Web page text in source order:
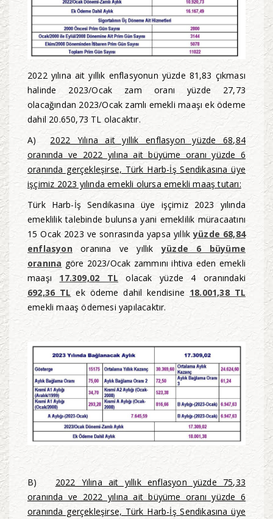
2022 yılına ait yıllık enflasyonun yüzde 81,83 çıkması
halinde 2023/Ocak zam oranı yüzde 27,73
olacağından 2023/Ocak zamlı emekli maaşı ek ödeme
dahil 20.650,73 TL olacaktır.
A) 2022 Yılına ait yıllık enflasyon yüzde 68,84
oranında ve 2022 yılına ait büyüme oranı yüzde 6
oranında gerçekleşirse, Türk Harb-İş Sendikasına üye
işçimiz 2023 yılında emekli olursa emekli maaş tutarı:
Türk Harb-İş Sendikasına üye işçimiz 2023 yılında
emeklilik talebinde bulunsa yani emeklilik müracaatını
15 Ocak 2023 ve sonrasında yapsa yıllık yüzde 68,84
enflasyonoranına ve yıllıkyüzde 6 büyüme
oranına göre 2023/Ocak zammını ihtiva eden emekli
maaşı 17.309,02 TL olacak yüzde 4 oranındaki
692,36 TL ek ödeme dahil kendisine 18.001,38 TL
emekli maaş ödemesi yapılacaktır.
B) 2022 Yılına ait yıllık enflasyon yüzde 75,33
oranında ve 2022 yılına ait büyüme oranı yüzde 6
oranında gerçekleşirse, Türk Harb-İş Sendikasına üye